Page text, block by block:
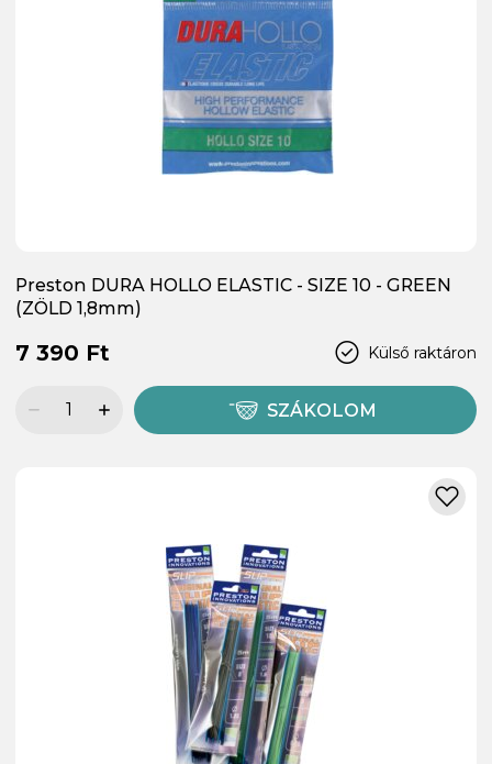
Preston DURA HOLLO ELASTIC - SIZE 10 - GREEN
(ZÖLD 1,8mm)
Külső raktáron
7 390 Ft
SZÁKOLOM